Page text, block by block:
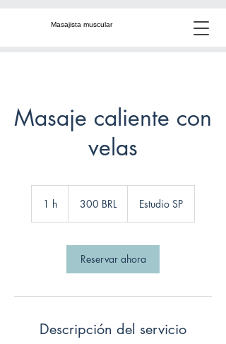
Masajista muscular
Masaje caliente con
velas
1 h
brasileños
300 BRL Estudio SP
Reservar ahora
Descripción del servicio